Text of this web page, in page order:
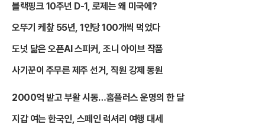
블랙핑크 10주년 D-1, 로제는 왜 미국에?
오뚜기 케챂 55년, 1인당 100개씩 먹었다
도넛 닮은 오픈AI 스피커, 조니 아이브 작품
사기꾼이 주무른 제주 선거, 직원 강제 동원
2000억 받고 부활 시동…홈플러스 운명의 한 달
지갑 여는 한국인, 스페인 럭셔리 여행 대세